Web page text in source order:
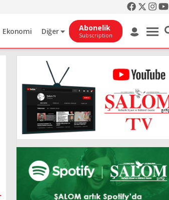
Ekonomi Diğer Abonelik
Subscription